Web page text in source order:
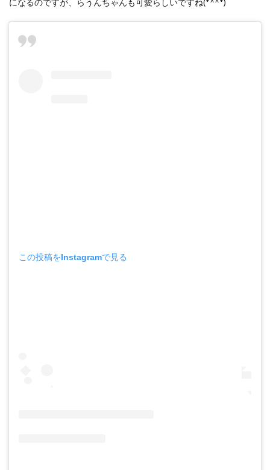
になるのですが、らうんちゃんも可愛らしいですね(*^^*)
この投稿をInstagramで見る